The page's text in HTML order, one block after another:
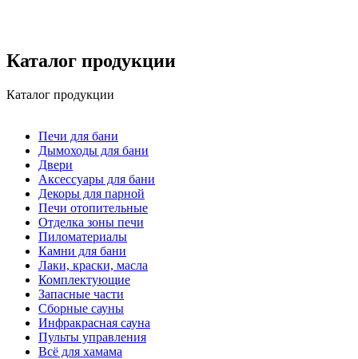
Каталог продукции
Каталог продукции
Печи для бани
Дымоходы для бани
Двери
Аксессуары для бани
Декоры для парной
Печи отопительные
Отделка зоны печи
Пиломатериалы
Камни для бани
Лаки, краски, масла
Комплектующие
Запасные части
Сборные сауны
Инфракрасная сауна
Пульты управления
Всё для хамама